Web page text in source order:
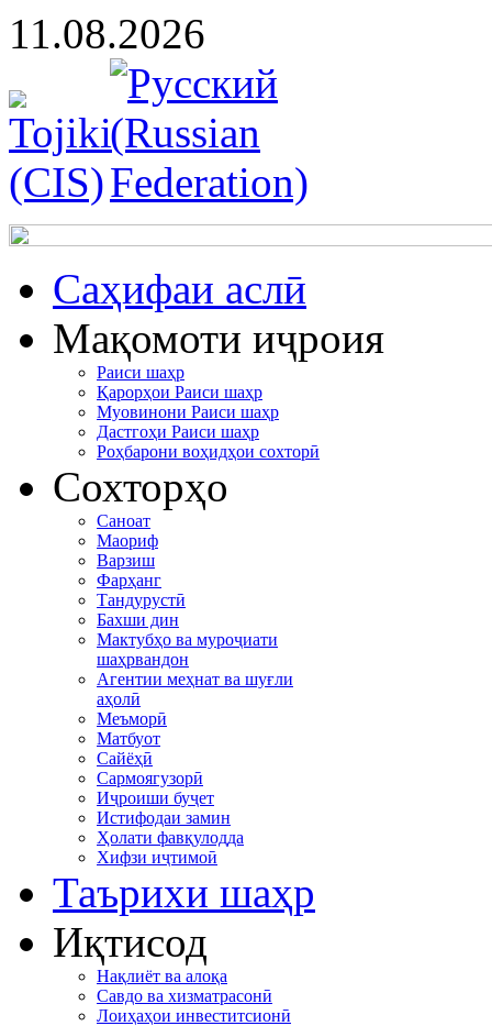
11.08.2026
Cаҳифаи аслӣ
Мақомоти иҷроия
Раиси шаҳр
Қарорҳои Раиси шаҳр
Муовинони Раиси шаҳр
Дастгоҳи Раиси шаҳр
Роҳбарони воҳидҳои сохторӣ
Сохторҳо
Саноат
Маориф
Варзиш
Фарҳанг
Тандурустӣ
Бахши дин
Мактубҳо ва муроҷиати
шаҳрвандон
Агентии меҳнат ва шуғли
аҳолӣ
Меъморӣ
Матбуот
Сайёҳӣ
Сармоягузорӣ
Иҷроиши буҷет
Истифодаи замин
Ҳолати фавқулодда
Хифзи иҷтимоӣ
Таърихи шаҳр
Иқтисод
Нақлиёт ва алоқа
Савдо ва хизматрасонӣ
Лоиҳаҳои инвеститсионӣ